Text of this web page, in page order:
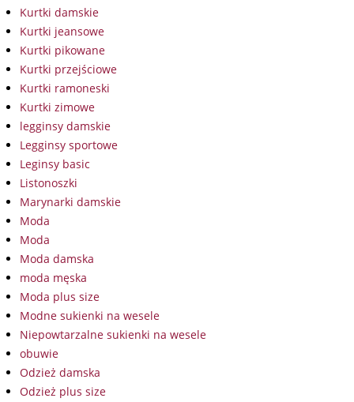
Kurtki damskie
Kurtki jeansowe
Kurtki pikowane
Kurtki przejściowe
Kurtki ramoneski
Kurtki zimowe
legginsy damskie
Legginsy sportowe
Leginsy basic
Listonoszki
Marynarki damskie
Moda
Moda
Moda damska
moda męska
Moda plus size
Modne sukienki na wesele
Niepowtarzalne sukienki na wesele
obuwie
Odzież damska
Odzież plus size